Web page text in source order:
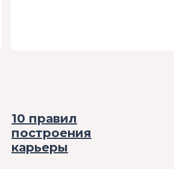
10 правил
построения
карьеры